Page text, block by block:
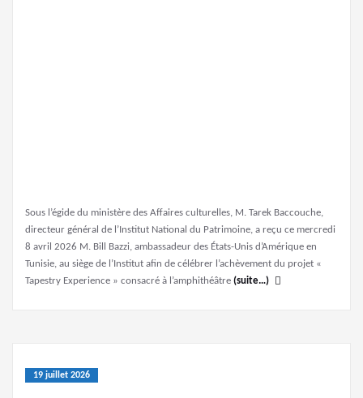
Sous l’égide du ministère des Affaires culturelles, M. Tarek Baccouche,
directeur général de l’Institut National du Patrimoine, a reçu ce mercredi
8 avril 2026 M. Bill Bazzi, ambassadeur des États-Unis d’Amérique en
Tunisie, au siège de l’Institut afin de célébrer l’achèvement du projet «
Tapestry Experience » consacré à l’amphithéâtre (suite…)
19 juillet 2026